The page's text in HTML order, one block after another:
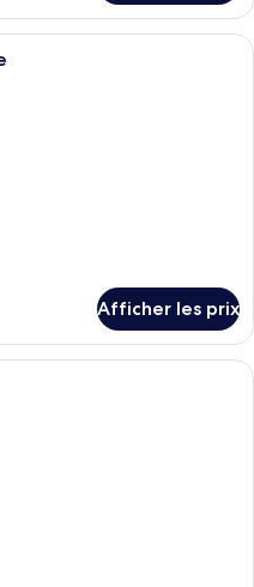
Penthouse Deluxe |
Afficher les prix